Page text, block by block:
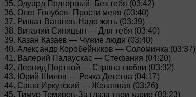
35. Эдуард Подгорный- Без тебя (03:42)
36. Олег Голубев- Прости меня (03:40)
37. Ришат Вагапов-Надо жить (03:39)
38. Виталий Синицын — Для тебя (03:40)
39. Казан Казаев — Чужие люди (03:40)
40. Александр Коробейников — Соломинка (03:37)
41. Валерий Палаускас — Стефания (04:20)
42. Леонид Портной — Страна любви (03:32)
43. Юрий Шилов — Речка Детства (04:17)
44. Саша Иркутский — Желанная (03:26)
45. Тимур Темиров-За глаза твои карие (03:23)